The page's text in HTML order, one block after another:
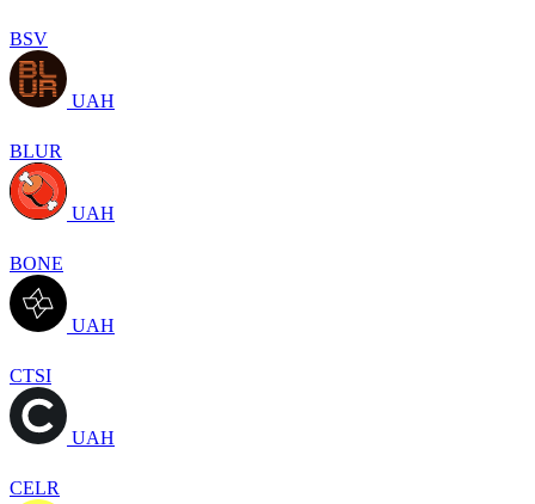
BSV
UAH
BLUR
UAH
BONE
UAH
CTSI
UAH
CELR